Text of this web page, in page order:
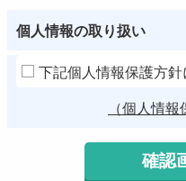
個人情報の取り扱い
下記個人情報保護方
（個人情